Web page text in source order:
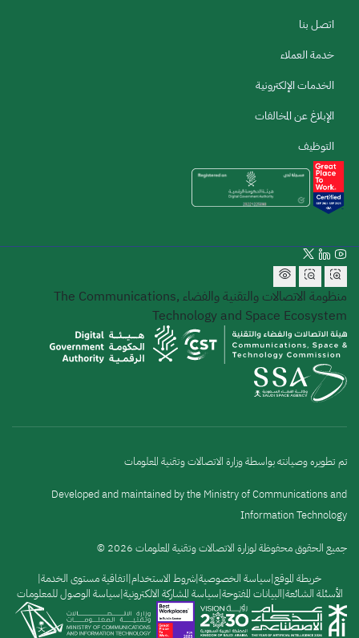
اتصل بنا
خدمة العملاء
الخدمات الإلكترونية
الإبلاغ عن المخالفات
التوظيف
منظومة الاتصالات والتقنية والفضاء The Communications,
Technology and Space Ecosystem
تم تطويره وصيانته بواسطة وزارة الاتصالات وتقنية المعلومات
Developed and maintained by the Ministry of Communications and
Information Technology
جميع الحقوق محفوظة لوزارة الاتصالات وتقنية المعلومات 2026 ©
القائمة
السفلية
خريطة الموقع سياسة الخصوصية شروط الاستخدام اتفاقية مستوى الخدمة
الأسئلة الشائعة البيانات المفتوحة سياسة المشاركة الالكترونية سياسة الوصول للمعلومات